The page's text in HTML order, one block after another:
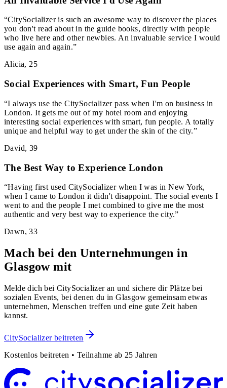
“CitySocializer is such an awesome way to discover the places
you don't read about in the guide books, directly with people
who live here and other newbies. An invaluable service I would
use again and again.”
Alicia,25
Social Experiences with Smart, Fun People
“I always use the CitySocializer pass when I'm on business in
London. It gets me out of my hotel room and enjoying
interesting social experiences with smart, fun people. A totally
unique and helpful way to get under the skin of the city.”
David, 39
The Best Way to Experience London
“Having first used CitySocializer when I was in New York,
when I came to London it didn't disappoint. The social events I
went to and the people I met combined to give me the most
authentic and very best way to experience the city.”
Dawn,33
Mach bei den Unternehmungen in
Glasgow mit
Melde dich bei CitySocializer an und sichere dir Plätze bei
sozialen Events, bei denen du in Glasgow gemeinsam etwas
unternehmen, Menschen treffen und eine gute Zeit haben
kannst.
CitySocializer beitreten
Kostenlos beitreten • Teilnahme ab 25 Jahren